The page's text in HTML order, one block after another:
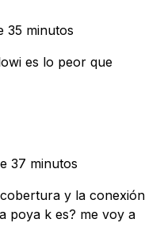
35 minutos
es lo peor que
37 minutos
y la conexión
poya k es? me voy a